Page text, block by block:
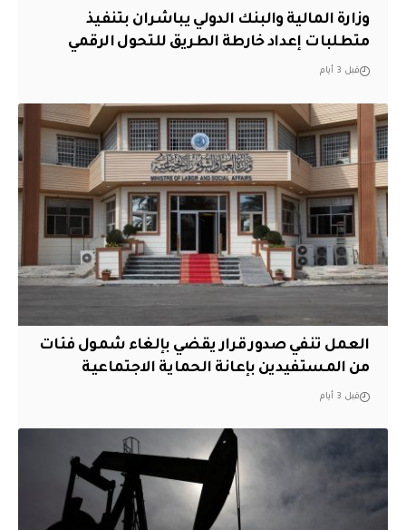
وزارة المالية والبنك الدولي يباشران بتنفيذ
متطلبات إعداد خارطة الطريق للتحول الرقمي
قبل 3 أيام
العمل تنفي صدور قرار يقضي بإلغاء شمول فئات
من المستفيدين بإعانة الحماية الاجتماعية
قبل 3 أيام